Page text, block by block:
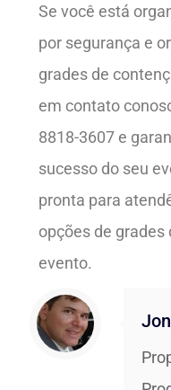
Se você está
por segurança e
grades de
em contato
8818-3607 e
sucesso do seu
pronta para
opções de grades
evento.